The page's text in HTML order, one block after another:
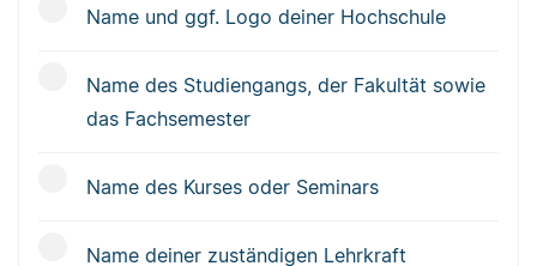
Name und ggf. Logo deiner Hochschule
Name des Studiengangs, der Fakultät sowie
das Fachsemester
Name des Kurses oder Seminars
Name deiner zuständigen Lehrkraft